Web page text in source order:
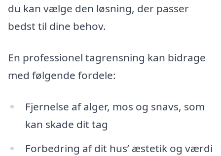
du kan vælge den løsning, der passer
bedst til dine behov.
En professionel tagrensning kan bidrage
med følgende fordele:
Fjernelse af alger, mos og snavs, som
kan skade dit tag
Forbedring af dit hus’ æstetik og værdi